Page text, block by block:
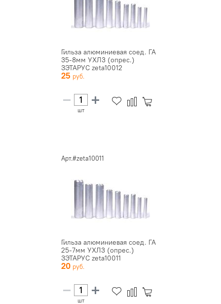
Гильза алюминиевая соед. ГА
35-8мм УХЛ3 (опрес.)
ЗЭТАРУС zeta10012
25
шт
Арт.#zeta10011
Гильза алюминиевая соед. ГА
25-7мм УХЛ3 (опрес.)
ЗЭТАРУС zeta10011
20
шт